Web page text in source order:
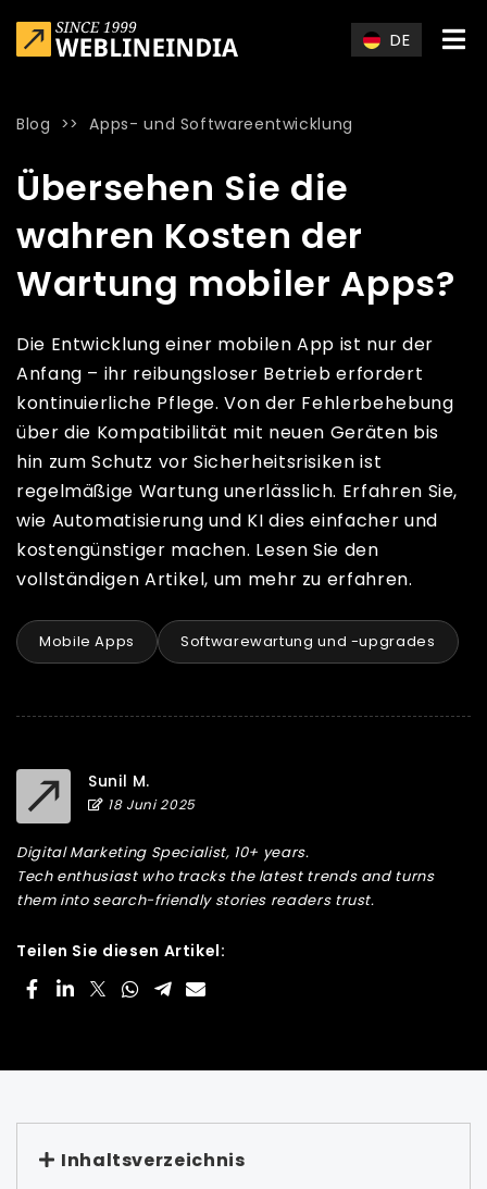
DE
Blog >>Apps- und Softwareentwicklung
Übersehen Sie die
wahren Kosten der
Wartung mobiler Apps?
Die Entwicklung einer mobilen App ist nur der
Anfang – ihr reibungsloser Betrieb erfordert
kontinuierliche Pflege. Von der Fehlerbehebung
über die Kompatibilität mit neuen Geräten bis
hin zum Schutz vor Sicherheitsrisiken ist
regelmäßige Wartung unerlässlich. Erfahren Sie,
wie Automatisierung und KI dies einfacher und
kostengünstiger machen. Lesen Sie den
vollständigen Artikel, um mehr zu erfahren.
Mobile Apps Softwarewartung und -upgrades
Sunil M.
18 Juni 2025
Digital Marketing Specialist, 10+ years.
Tech enthusiast who tracks the latest trends and turns
them into search-friendly stories readers trust.
Teilen Sie diesen Artikel:
Inhaltsverzeichnis